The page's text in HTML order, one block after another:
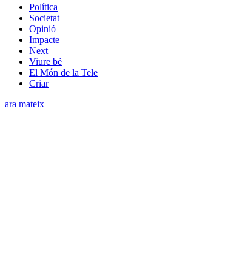
Política
Societat
Opinió
Impacte
Next
Viure bé
El Món de la Tele
Criar
ara mateix